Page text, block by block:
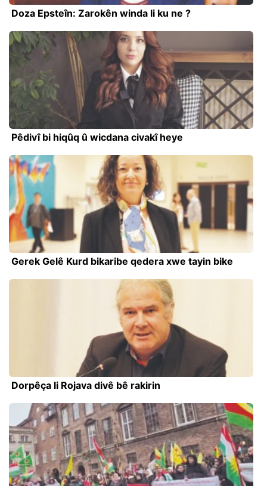
Doza Epsteîn: Zarokên winda li ku ne ?
Pêdivî bi hiqûq û wicdana civakî heye
Gerek Gelê Kurd bikaribe qedera xwe tayin bike
Dorpêça li Rojava divê bê rakirin